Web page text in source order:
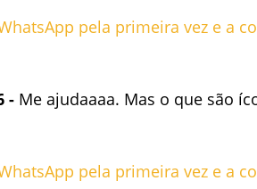
- Me ajudaaaa. Mas o que são